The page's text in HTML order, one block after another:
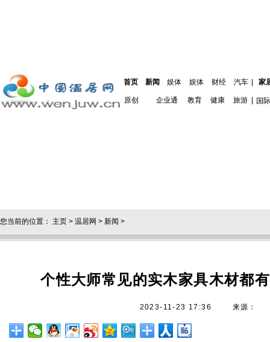
首页 新闻 娱体 娱体 财经 汽车 家
原创 企业通 教育 健康 旅游 国际
您当前的位置： 主页 > 温居网 > 新闻 >
个性大师常见的实木家具木材都
2023-11-23 17:36 来源：